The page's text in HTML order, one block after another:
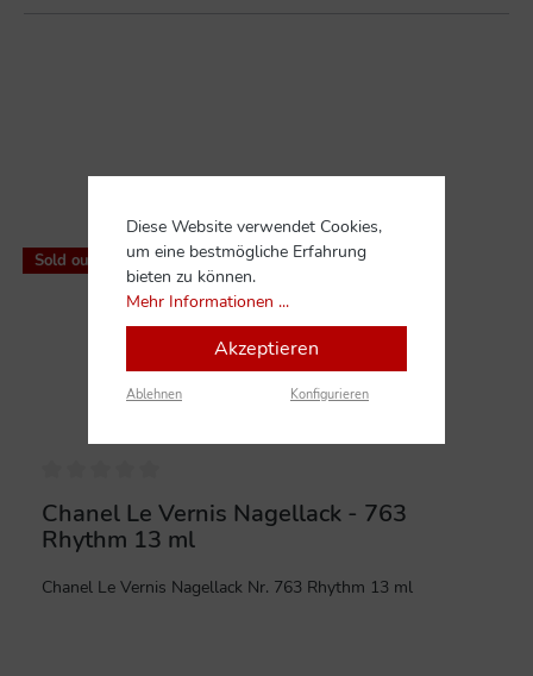
Sold out
Chanel Le Vernis Nagellack - 763
Rhythm 13 ml
Diese Website verwendet Cookies,
um eine bestmögliche Erfahrung
bieten zu können.
Mehr Informationen ...
Akzeptieren
Ablehnen Konfigurieren